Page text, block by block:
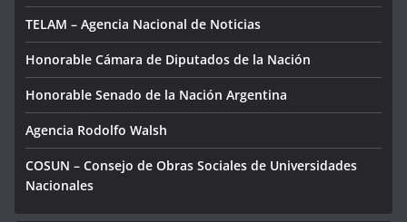
TELAM – Agencia Nacional de Noticias
Honorable Cámara de Diputados de la Nación
Honorable Senado de la Nación Argentina
Agencia Rodolfo Walsh
COSUN – Consejo de Obras Sociales de Universidades
Nacionales